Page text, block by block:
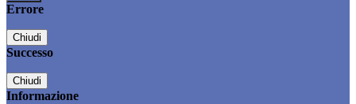
Errore
Chiudi
Successo
Chiudi
Informazione